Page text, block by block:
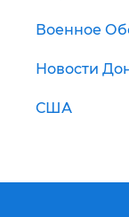
Военное
Новости
США